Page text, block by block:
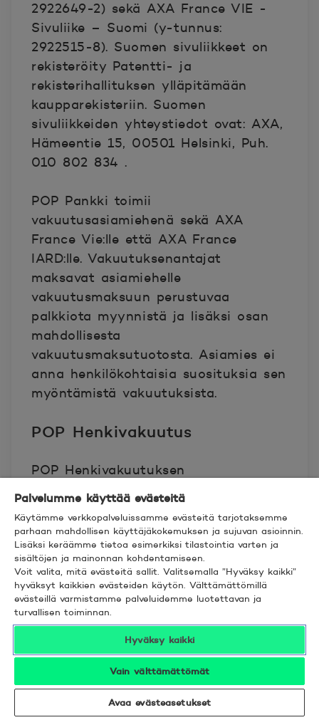
2922649-2) sekä AXA France VIE -
Sivuliike – Suomi (y-tunnus:
2922515-8). Suomen sivuliikkeet on
rekisteröity Patentti- ja
rekisterihallituksen ylläpitämään
kaupparekisteriin. Suomen
sivuliikkeiden yhteystiedot ovat: AXA,
Hämeentie 15, 00501 Helsinki, Puh.
010 802 834 .
POP Pankki toimii
vakuutusasiamiehenä sekä AXA
France Vie:lle että AXA France
IARD:lle. Vakuutuksenantajat
maksavat asiamiehelle
vakuutusmaksuun perustuvaa
palkkiota myynnistä ja lisäksi osan
mahdollisesta
vakuutusmaksutuotosta. Asiamies ei
anna henkilökohtaisia suosituksia sen
myöntämistä vakuutuksista.
POP Henkivakuutus
POP Henkivakuutuksen
palveluntarjoajana toimii Aktia
Henkivakuutus Oy (y-tunnus
0937006-7), PL 800, 20101 Turku,
puh. 010-247 8300.
Aktia Henkivakuutus Oy on
rekisteröity Patentti- ja
rekisterihallituksen ylläpitämään
kaupparekisteriin ja sillä on
henkivakuutustuotteiden ja niihin
liittyvien riskivakuutusten toimilupa
Suomessa. Aktia Henkivakuutus Oy:n
Palvelumme käyttää evästeitä
Käytämme verkkopalveluissamme evästeitä tarjotaksemme
parhaan mahdollisen käyttäjäkokemuksen ja sujuvan asioinnin.
Lisäksi keräämme tietoa esimerkiksi tilastointia varten ja
sisältöjen ja mainonnan kohdentamiseen.
Voit valita, mitä evästeitä sallit. Valitsemalla ”Hyväksy kaikki”
hyväksyt kaikkien evästeiden käytön. Välttämättömillä
evästeillä varmistamme palveluidemme luotettavan ja
turvallisen toiminnan.
Hyväksy kaikki
Vain välttämättömät
Avaa evästeasetukset